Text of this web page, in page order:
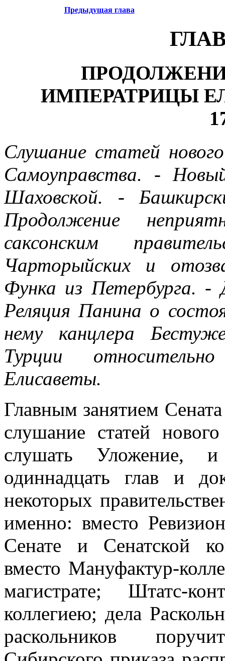
Предыдущая глава
ИМПЕРАТРИЦЫ
Слушание статей
Самоуправства. - Новый
Шаховской. -
Продолжение
саксонским
Чарторыйских и
Функа из Петербурга. -
Реляция Панина о
нему канцлера
Турции
Елисаветы.
Главным занятием
слушание статей
слушать Уложение,
одиннадцать глав и
некоторых
именно: вместо
Сенате и Сенатской
вместо Мануфактур-
магистрате; Штатс-
коллегиею; дела
раскольников